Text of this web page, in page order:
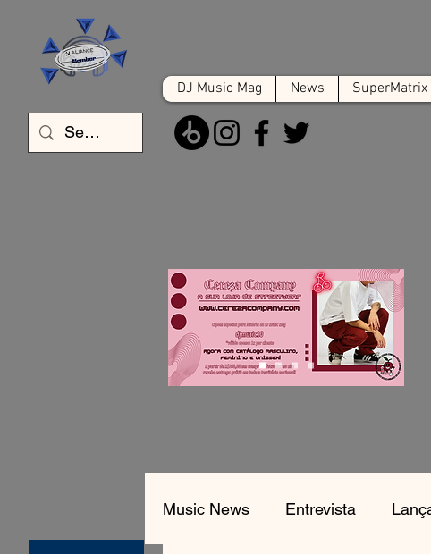
DJ Music Mag News SuperMatrix
Music News Entrevista